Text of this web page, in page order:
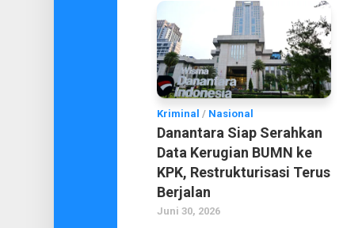
Kriminal / Nasional
Danantara Siap Serahkan
Data Kerugian BUMN ke
KPK, Restrukturisasi Terus
Berjalan
Juni 30, 2026